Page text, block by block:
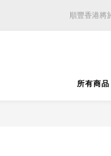
順豐香港將
順豐香港將
所有商品